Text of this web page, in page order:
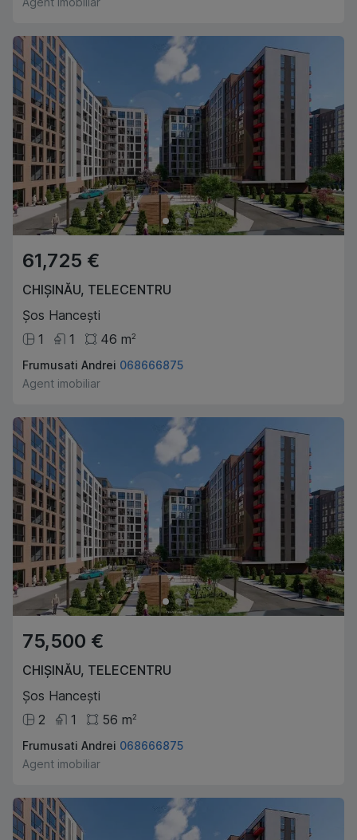
61,725 €
CHIȘINĂU, TELECENTRU
Șos Hancești
1
1 46 m2
Frumusati Andrei 068666875
Agent imobiliar
75,500 €
CHIȘINĂU, TELECENTRU
Șos Hancești
2
1 56 m2
Frumusati Andrei 068666875
Agent imobiliar